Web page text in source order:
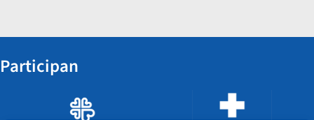
Participan